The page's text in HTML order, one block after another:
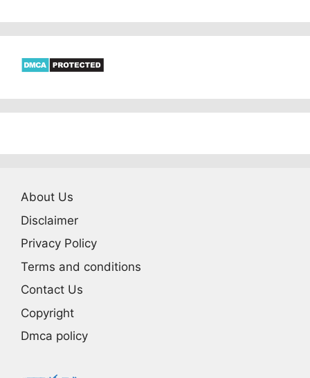
About Us
Disclaimer
Privacy Policy
Terms and conditions
Contact Us
Copyright
Dmca policy